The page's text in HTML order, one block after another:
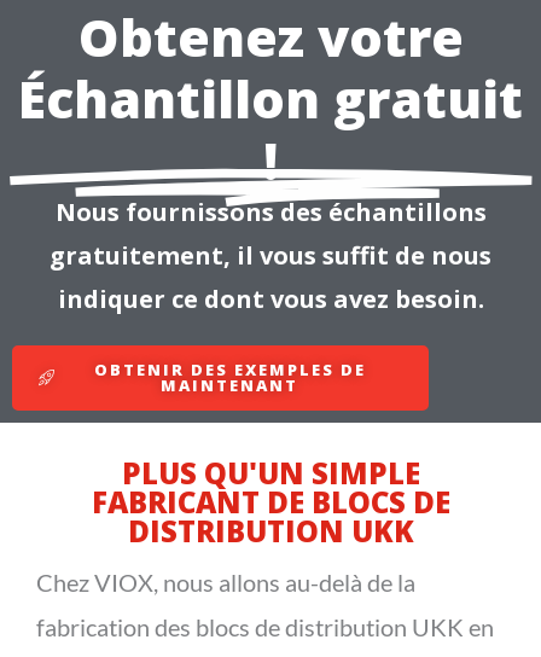
Obtenez votre
Échantillon gratuit
!
Nous fournissons des échantillons
gratuitement, il vous suffit de nous
indiquer ce dont vous avez besoin.
OBTENIR DES EXEMPLES DE
MAINTENANT
PLUS QU'UN SIMPLE
FABRICANT DE BLOCS DE
DISTRIBUTION UKK
Chez VIOX, nous allons au-delà de la
fabrication des blocs de distribution UKK en